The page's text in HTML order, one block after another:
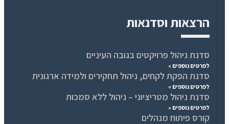
הרצאות וסדנאות
סדנת ניהול פרויקטים בגובה העיניים
לפרטים נוספים »
סדנת הפקת לקחים, ניהול תחקירים ולמידה ארגונית
לפרטים נוספים »
סדנת ניהול מטריציוני – ניהול ללא סמכות
לפרטים נוספים »
קורס פיתוח מנהלים